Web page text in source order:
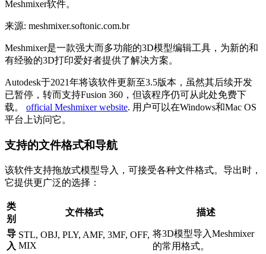
来源: meshmixer.softonic.com.br
Meshmixer是一款强大而多功能的3D模型编辑工具，为新的和
有经验的3D打印爱好者提供了解决方案。
Autodesk于2021年将该软件更新至3.5版本，虽然其后续开发
已暂停，转而支持Fusion 360，但该程序仍可从此处免费下
载。 official Meshmixer website. 用户可以在Windows和Mac OS
平台上访问它。
支持的文件格式和导航
该软件支持拖放式模型导入，可接受各种文件格式。导出时，
它提供更广泛的选择：
类
别
文件格式 描述
导
入
STL, OBJ, PLY, AMF, 3MF, OFF,
MIX
将3D模型导入Meshmixer
的常用格式。